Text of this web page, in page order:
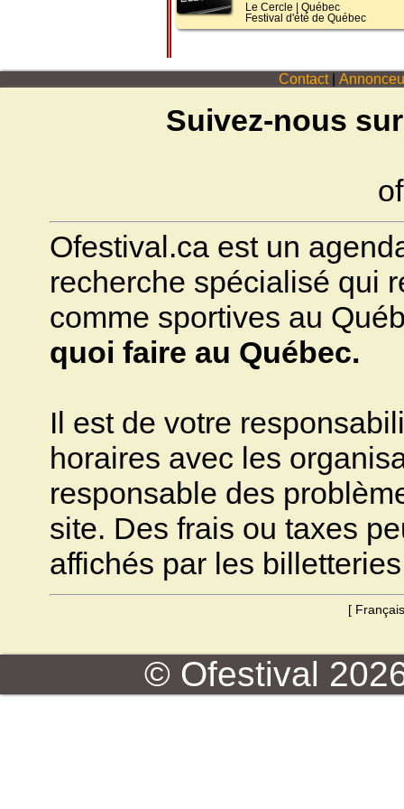
Le Cercle
Québec
Festival d'été de Québec
Contact
Suivez-nous
Ofestival.ca est un
recherche spécialisé qui
comme sportives au
quoi faire au Québec.
Il est de votre
horaires avec les
responsable des
site. Des frais ou taxes
affichés par les
[ Français
© Ofestival